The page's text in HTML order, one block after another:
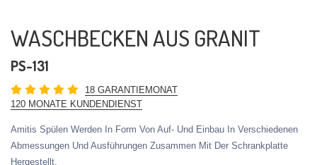
WASCHBECKEN AUS GRANIT
PS-131
18 GARANTIEMONAT
120 MONATE KUNDENDIENST
Amitis Spülen Werden In Form Von Auf- Und Einbau In Verschiedenen
Abmessungen Und Ausführungen Zusammen Mit Der Schrankplatte
Hergestellt.